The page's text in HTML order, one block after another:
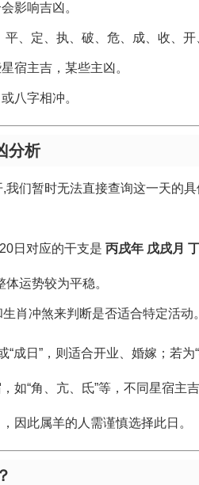
影响吉凶。
平、定、执、破、危、成、收、开
宿主吉，某些主凶。
八字相冲。
分析
我们暂时无法直接查询这一天的
日对应的干支是 丙戌年 戊戌月
运势较为平稳。
肖冲煞来判断是否适合特定活动。
“成日”，则适合开业、婚嫁；若为
如“角、亢、氐”等，不同星宿主吉
因此属羊的人需谨慎选择此日。